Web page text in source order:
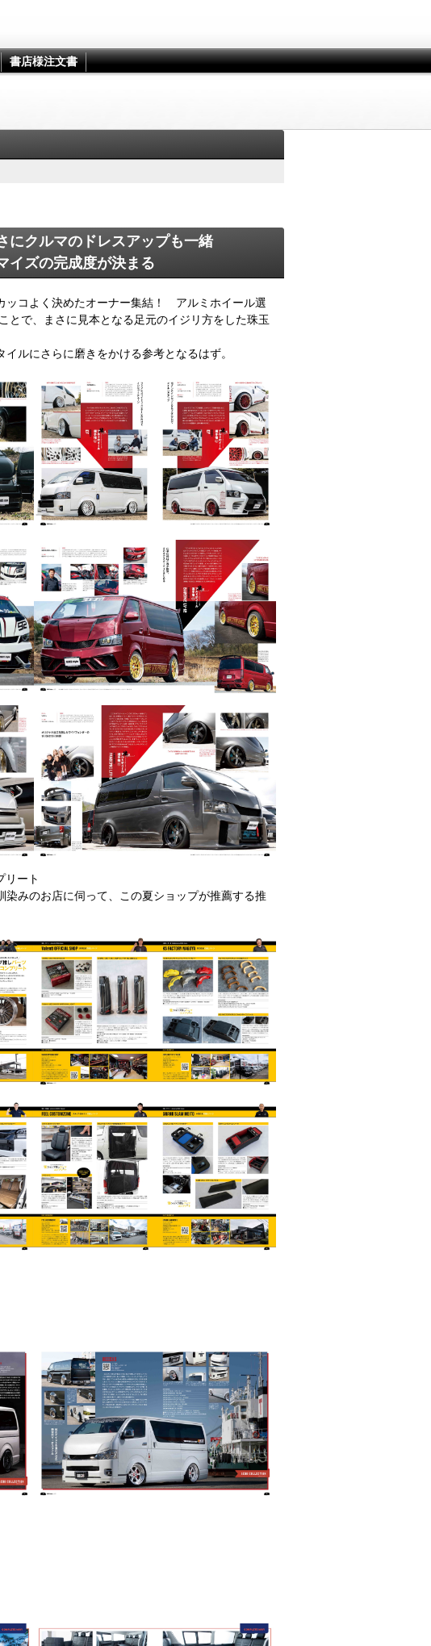
書店様注文書
にクルマのドレスアップも一緒
イズの完成度が決まる
ッコよく決めたオーナー集結！ アルミホイール選
で、まさに見本となる足元のイジリ方をした珠玉
ルにさらに磨きをかける参考となるはず。
リート
みのお店に伺って、この夏ショップが推薦する推